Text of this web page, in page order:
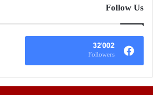
Follow Us
32٬002
Followers